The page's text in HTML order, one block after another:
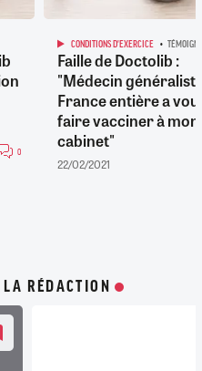
0
CONDITIONS D'EXERCICE
Faille de Doctolib :
"Médecin
France entière a
faire vacciner à mon
cabinet"
22/02/2021
RÉDACTION